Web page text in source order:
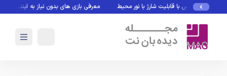
و ماوس با قابلیت شارژ با نور محیط معرفی بازی های بدون نیاز به اینترنت